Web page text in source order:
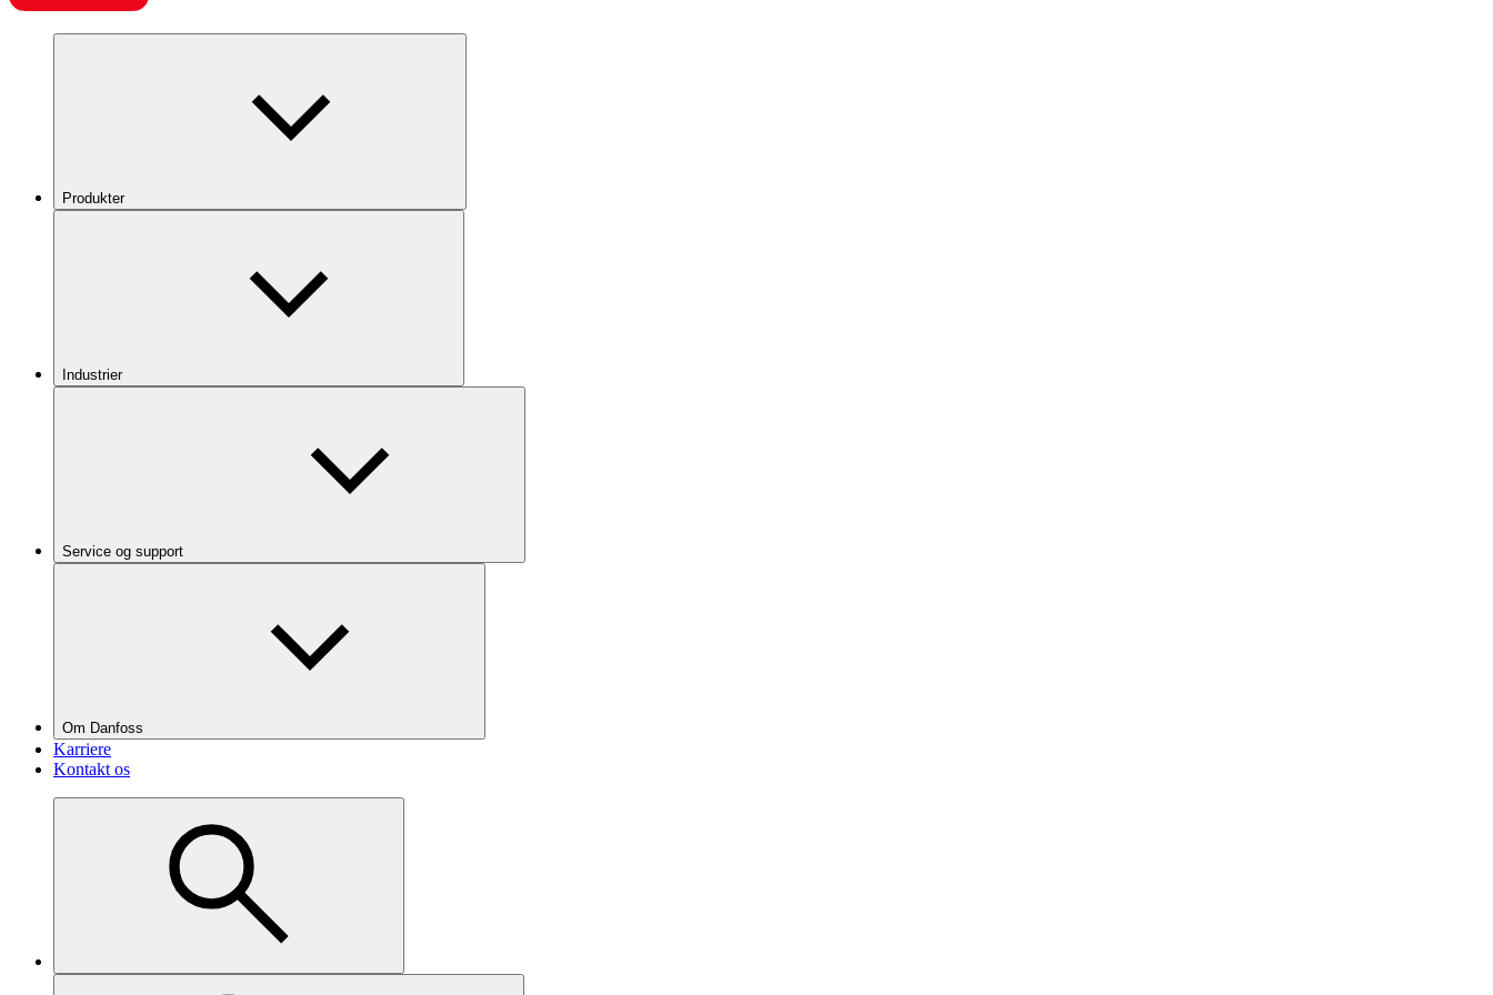
Produkter
Industrier
Service og support
Om Danfoss
Karriere
Kontakt os